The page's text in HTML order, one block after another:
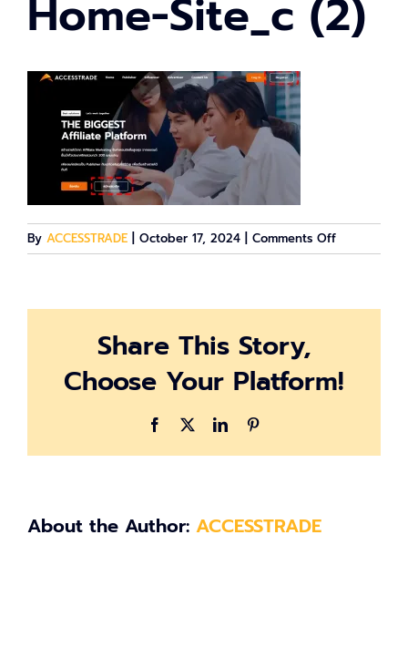
Home-Site_c (2)
By ACCESSTRADE October 17, 2024 Comments Offon
Home-
Share This Story,
Choose Your Platform!
Facebook LinkedIn
About the Author: ACCESSTRADE